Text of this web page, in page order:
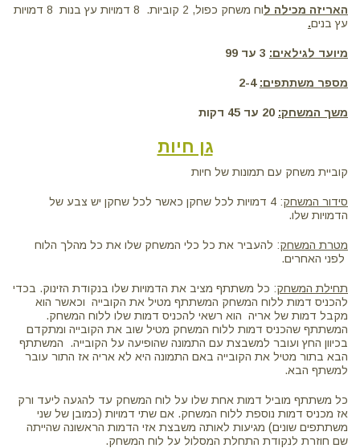
האריזה מכילה ל
וח משחק כפול, 2 קוביות. 8 דמויות עץ בנות 8 דמויות
עץ בנים.
מיועד לגילאים:
מספר משתתפים: 2-4
משך המשחק:
גן חיות
קוביית משחק עם תמונות של חיות
סידור המשחק
: 4 דמויות לכל שחקן כאשר לכל שחקן יש צבע של
הדמויות שלו.
מטרת המשחק: להעביר את כל כלי המשחק שלו את כל מהלך הלוח
לפני האחרים.
תחילת המשחק: כל משתתף מציב את הדמויות שלו בנקודת הזינוק. בכדי
להכניס דמות ללוח המשחק המשתתף מטיל את הקובייה וכאשר הוא
מקבל דמות של אריה הוא רשאי להכניס דמות שלו ללוח המשחק.
המשתתף שהכניס דמות ללוח המשחק מטיל שוב את הקובייה ומתקדם
בכיוון החץ ועובר למשבצת עם התמונה שהופיעה על הקובייה. המשתתף
הבא בתור מטיל את הקובייה באם התמונה היא לא אריה אז התור עובר
למשתף הבא.
כל משתתף מוביל דמות אחת שלו על לוח המשחק עד להגעה ליעד ורק
אז מכניס דמות נוספת ללוח המשחק. אם שתי דמויות (כמובן של שני
משתתפים שונים) מגיעות לאותה משבצת אזי הדמות הראשונה שהייתה
שם חוזרת לנקודת התחלת המסלול על לוח המשחק.